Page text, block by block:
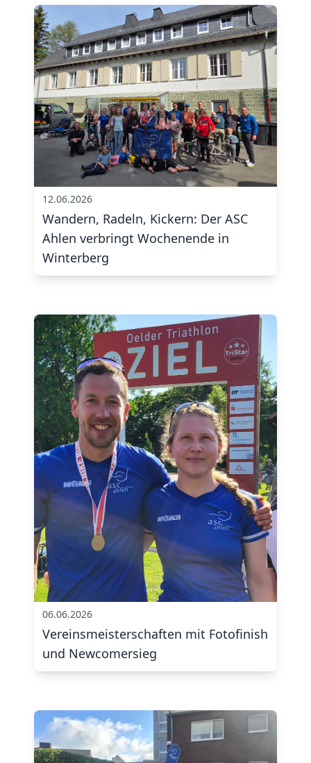
12.06.2026
Wandern, Radeln, Kickern: Der ASC
Ahlen verbringt Wochenende in
Winterberg
06.06.2026
Vereinsmeisterschaften mit Fotofinish
und Newcomersieg